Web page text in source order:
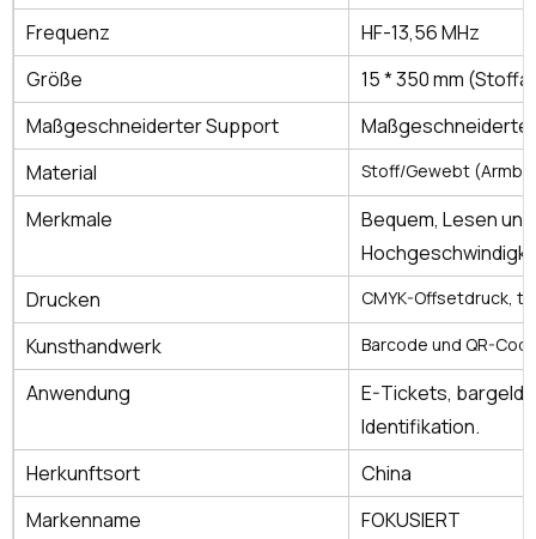
Frequenz
HF-13,56 MHz
Größe
15 * 350 mm
Maßgeschneiderter Support
Maßgeschneiderte
Material
Stoff/Gewebt
Merkmale
Bequem, Lesen
Drucken
CMYK-Offsetdruck, t
Kunsthandwerk Barcode und QR-
Anwendung
E-Tickets,
Identifikation.
Herkunftsort
China
Markenname
FOKUSIERT